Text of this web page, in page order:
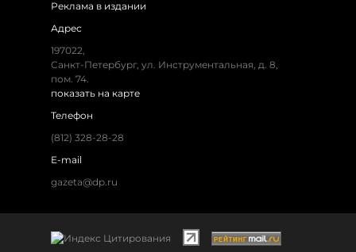
Реклама в издании
Адрес
197022,
Санкт-Петербург, ул. Инструментальная, д. 8,
пом. 74.
показать на карте
Телефон
(812) 328-28-28
E-mail
gazeta@dp.ru